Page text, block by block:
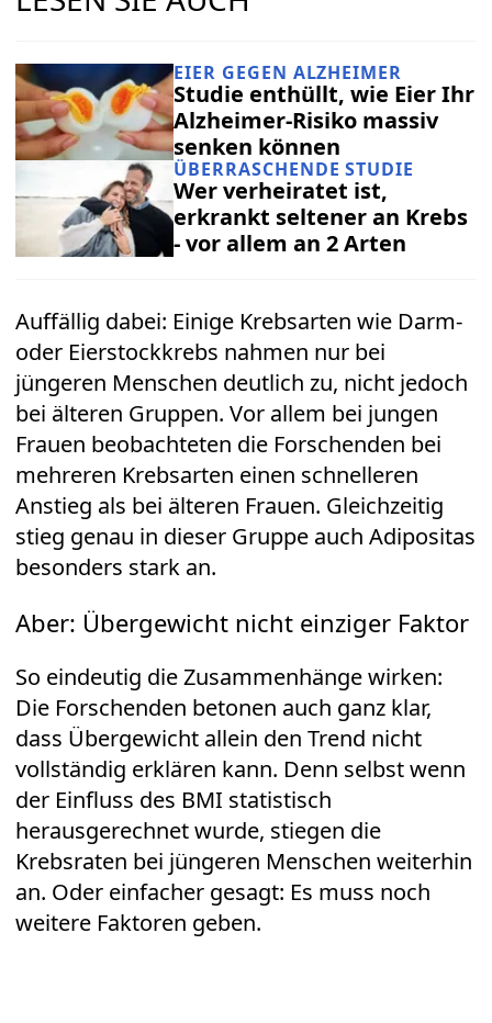
EIER GEGEN ALZHEIMER
Studie enthüllt, wie Eier Ihr
Alzheimer-Risiko massiv
senken können
ÜBERRASCHENDE STUDIE
Wer verheiratet ist,
erkrankt seltener an Krebs
- vor allem an 2 Arten
Auffällig dabei: Einige Krebsarten wie Darm-
oder Eierstockkrebs nahmen nur bei
jüngeren Menschen deutlich zu, nicht jedoch
bei älteren Gruppen. Vor allem bei jungen
Frauen beobachteten die Forschenden bei
mehreren Krebsarten einen schnelleren
Anstieg als bei älteren Frauen. Gleichzeitig
stieg genau in dieser Gruppe auch Adipositas
besonders stark an.
Aber: Übergewicht nicht einziger Faktor
So eindeutig die Zusammenhänge wirken:
Die Forschenden betonen auch ganz klar,
dass Übergewicht allein den Trend nicht
vollständig erklären kann. Denn selbst wenn
der Einfluss des BMI statistisch
herausgerechnet wurde, stiegen die
Krebsraten bei jüngeren Menschen weiterhin
an. Oder einfacher gesagt: Es muss noch
weitere Faktoren geben.